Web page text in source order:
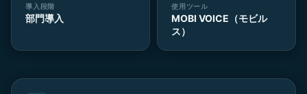
導入段階
部門導入
使用ツール
MOBI VOICE（モビル
ス）